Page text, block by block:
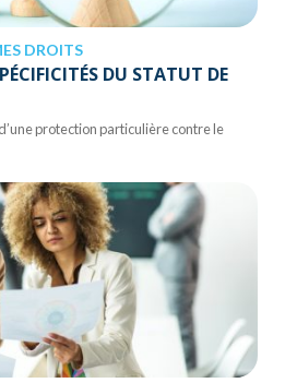
DROITS
DU STATUT DE
protection particulière contre le